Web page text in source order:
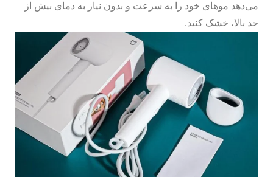
می‌دهد موهای خود را به سرعت و بدون نیاز به دمای بیش از
حد بالا، خشک کنید.